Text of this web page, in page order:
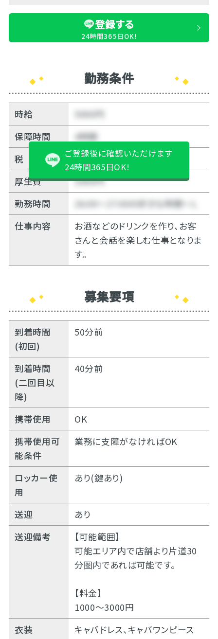
登録する
24時間365日OK!
勤務条件
時給
5000円
保障時間
4時間
税
20%
厚生費
2000円
勤務時間
26:00～27:00の好きな時間～Ｌ
仕事内容
お酒などのドリンクを作り、お客
さんと会話を楽しむ仕事となりま
す。
ご登録後に確認いただけます
24時間365日OK!
募集要項
到着時間
(初回)
50分前
到着時間
(二回目以
降)
40分前
携帯使用
OK
携帯使用可
能条件
業務に支障がなければOK
ロッカー使
用
あり(鍵あり)
送迎
あり
送迎備考
【可能範囲】
可能エリア内で店舗より片道30
分圏内であれば可能です。
【料金】
1000～3000円
衣装
キャバドレス、キャバワンピース